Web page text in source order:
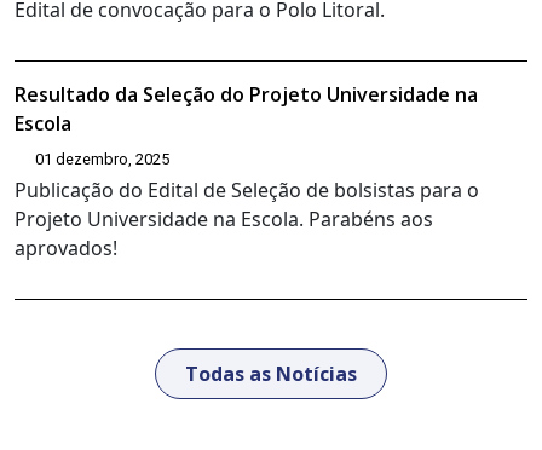
Edital de convocação para o Polo Litoral.
Resultado da Seleção do Projeto Universidade na
Escola
01 dezembro, 2025
Publicação do Edital de Seleção de bolsistas para o
Projeto Universidade na Escola. Parabéns aos
aprovados!
Todas as Notícias